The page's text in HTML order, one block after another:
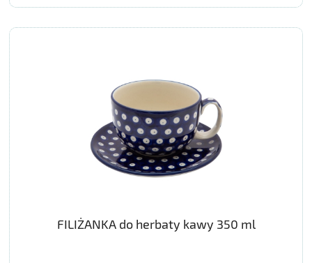
FILIŻANKA do herbaty kawy 350 ml